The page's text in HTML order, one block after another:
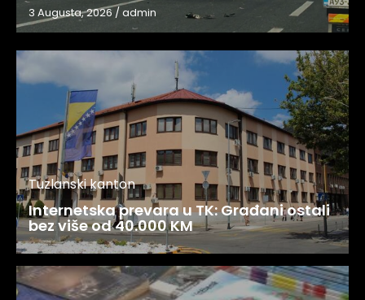
3 Augusta, 2026/admin
Tuzlanski kanton
Internetska prevara u TK: Građani ostali
bez više od 40.000 KM